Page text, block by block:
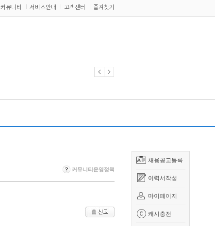
커뮤니티 서비스안내 고객센터 즐겨찾기
채용공고등록
이력서작성
마이페이지
캐시충전
커뮤니티운영정책